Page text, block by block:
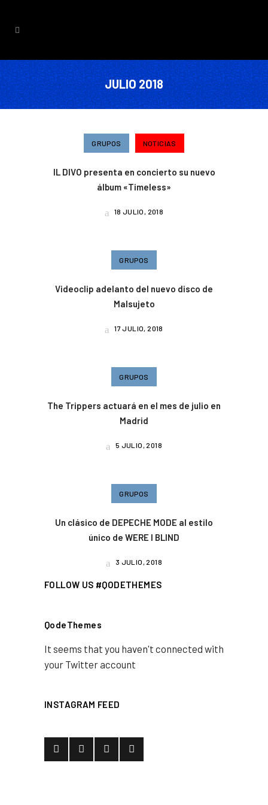
JULIO 2018
GRUPOS NOTICIAS
IL DIVO presenta en concierto su nuevo
álbum «Timeless»
18 JULIO, 2018
GRUPOS
Videoclip adelanto del nuevo disco de
Malsujeto
17 JULIO, 2018
GRUPOS
The Trippers actuará en el mes de julio en
Madrid
5 JULIO, 2018
GRUPOS
Un clásico de DEPECHE MODE al estilo
único de WERE I BLIND
3 JULIO, 2018
FOLLOW US #QODETHEMES
QodeThemes
It seems that you haven't connected with
your Twitter account
INSTAGRAM FEED